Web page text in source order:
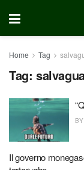
Home Tag
Tag:
BY
Il governo